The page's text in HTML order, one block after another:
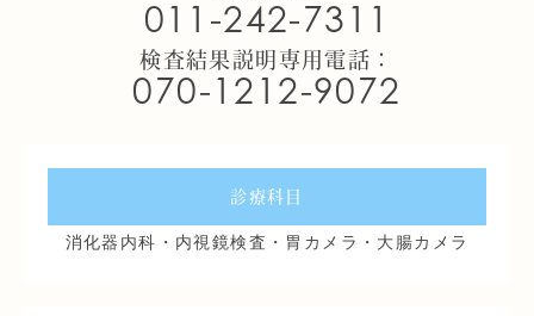
011-242-7311
検査結果説明専用電話：
070-1212-9072
診療科目
消化器内科・内視鏡検査・胃カメラ・大腸カメラ